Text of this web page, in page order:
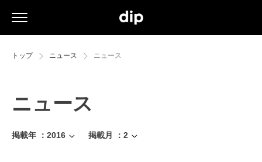
トップ ニュース ニュース
ニュース
掲載年 ： 2016 掲載月 ： 2